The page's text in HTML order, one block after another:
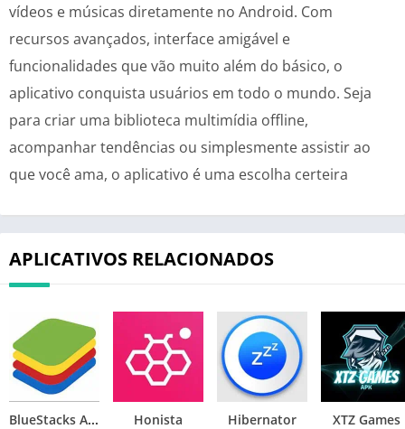
vídeos e músicas diretamente no Android. Com
recursos avançados, interface amigável e
funcionalidades que vão muito além do básico, o
aplicativo conquista usuários em todo o mundo. Seja
para criar uma biblioteca multimídia offline,
acompanhar tendências ou simplesmente assistir ao
que você ama, o aplicativo é uma escolha certeira
APLICATIVOS RELACIONADOS
BlueStacks APK Honista Hibernator XTZ Games